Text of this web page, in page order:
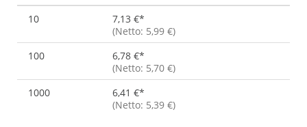
10 7,13 €*
(Netto: 5,99 €)
100
6,78 €*
(Netto: 5,70 €)
1000
6,41 €*
(Netto: 5,39 €)